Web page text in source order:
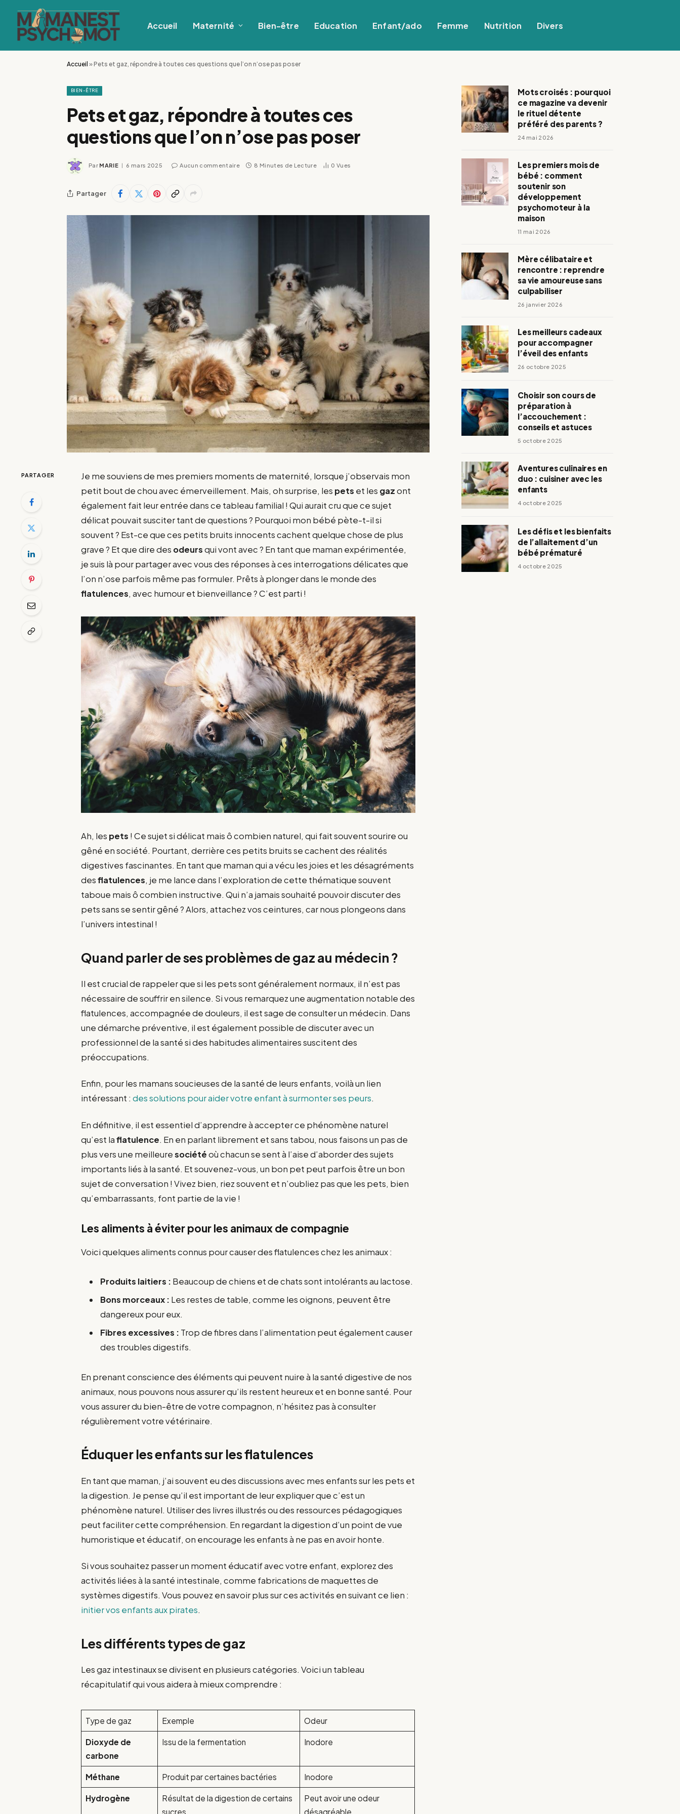
Accueil Maternité Bien-être Education Enfant/ado Femme Nutrition Divers
Accueil »Pets et gaz, répondre à toutes ces questions que l’on n’ose pas poser
BIEN-ÊTRE
Pets et gaz, répondre à toutes ces
questions que l’on n’ose pas poser
Par MARIE 6 mars 2025 Aucun commentaire 8 Minutes de Lecture 0 Vues
Partager
PARTAGER
Je me souviens de mes premiers moments de maternité, lorsque j’observais mon
petit bout de chou avec émerveillement. Mais, oh surprise, les pets et les gazont
également fait leur entrée dans ce tableau familial ! Qui aurait cru que ce sujet
délicat pouvait susciter tant de questions ? Pourquoi mon bébé pète-t-il si
souvent ? Est-ce que ces petits bruits innocents cachent quelque chose de plus
grave ? Et que dire des odeursqui vont avec ? En tant que maman expérimentée,
je suis là pour partager avec vous des réponses à ces interrogations délicates que
l’on n’ose parfois même pas formuler. Prêts à plonger dans le monde des
flatulences, avec humour et bienveillance ? C’est parti !
Ah, les pets ! Ce sujet si délicat mais ô combien naturel, qui fait souvent sourire ou
gêné en société. Pourtant, derrière ces petits bruits se cachent des réalités
digestives fascinantes. En tant que maman qui a vécu les joies et les désagréments
desflatulences, je me lance dans l’exploration de cette thématique souvent
taboue mais ô combien instructive. Qui n’a jamais souhaité pouvoir discuter des
pets sans se sentir gêné ? Alors, attachez vos ceintures, car nous plongeons dans
l’univers intestinal !
Quand parler de ses problèmes de gaz au médecin ?
Il est crucial de rappeler que si les pets sont généralement normaux, il n’est pas
nécessaire de souffrir en silence. Si vous remarquez une augmentation notable des
flatulences, accompagnée de douleurs, il est sage de consulter un médecin. Dans
une démarche préventive, il est également possible de discuter avec un
professionnel de la santé si des habitudes alimentaires suscitent des
préoccupations.
Enfin, pour les mamans soucieuses de la santé de leurs enfants, voilà un lien
intéressant :des solutions pour aider votre enfant à surmonter ses peurs.
En définitive, il est essentiel d’apprendre à accepter ce phénomène naturel
qu’est laflatulence. En en parlant librement et sans tabou, nous faisons un pas de
plus vers une meilleuresociétéoù chacun se sent à l’aise d’aborder des sujets
importants liés à la santé. Et souvenez-vous, un bon pet peut parfois être un bon
sujet de conversation ! Vivez bien, riez souvent et n’oubliez pas que les pets, bien
qu’embarrassants, font partie de la vie !
Les aliments à éviter pour les animaux de compagnie
Voici quelques aliments connus pour causer des flatulences chez les animaux :
Produits laitiers : Beaucoup de chiens et de chats sont intolérants au lactose.
Bons morceaux : Les restes de table, comme les oignons, peuvent être
dangereux pour eux.
Fibres excessives : Trop de fibres dans l’alimentation peut également causer
des troubles digestifs.
En prenant conscience des éléments qui peuvent nuire à la santé digestive de nos
animaux, nous pouvons nous assurer qu’ils restent heureux et en bonne santé. Pour
vous assurer du bien-être de votre compagnon, n’hésitez pas à consulter
régulièrement votre vétérinaire.
Éduquer les enfants sur les flatulences
En tant que maman, j’ai souvent eu des discussions avec mes enfants sur les pets et
la digestion. Je pense qu’il est important de leur expliquer que c’est un
phénomène naturel. Utiliser des livres illustrés ou des ressources pédagogiques
peut faciliter cette compréhension. En regardant la digestion d’un point de vue
humoristique et éducatif, on encourage les enfants à ne pas en avoir honte.
Si vous souhaitez passer un moment éducatif avec votre enfant, explorez des
activités liées à la santé intestinale, comme fabrications de maquettes de
systèmes digestifs. Vous pouvez en savoir plus sur ces activités en suivant ce lien :
initier vos enfants aux pirates.
Les différents types de gaz
Les gaz intestinaux se divisent en plusieurs catégories. Voici un tableau
récapitulatif qui vous aidera à mieux comprendre :
Type de gaz Exemple Odeur
Dioxyde de
carbone
Issu de la fermentation Inodore
Méthane Produit par certaines bactéries Inodore
Hydrogène
Résultat de la digestion de certains
sucres
Peut avoir une odeur
désagréable
Mots croisés : pourquoi
ce magazine va devenir
le rituel détente
préféré des parents ?
24 mai 2026
Les premiers mois de
bébé : comment
soutenir son
développement
psychomoteur à la
maison
11 mai 2026
Mère célibataire et
rencontre : reprendre
sa vie amoureuse sans
culpabiliser
26 janvier 2026
Les meilleurs cadeaux
pour accompagner
l’éveil des enfants
26 octobre 2025
Choisir son cours de
préparation à
l’accouchement :
conseils et astuces
5 octobre 2025
Aventures culinaires en
duo : cuisiner avec les
enfants
4 octobre 2025
Les défis et les bienfaits
de l’allaitement d’un
bébé prématuré
4 octobre 2025